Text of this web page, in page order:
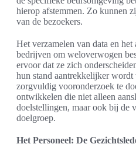
hierop afstemmen. Zo kunnen
van de bezoekers.
Het verzamelen van data en
bedrijven om weloverwogen
ervoor dat ze zich
hun stand aantrekkelijker
zorgvuldig vooronderzoek te
ontwikkelen die niet alleen
doelstellingen, maar ook bij de
doelgroep.
Het Personeel: De